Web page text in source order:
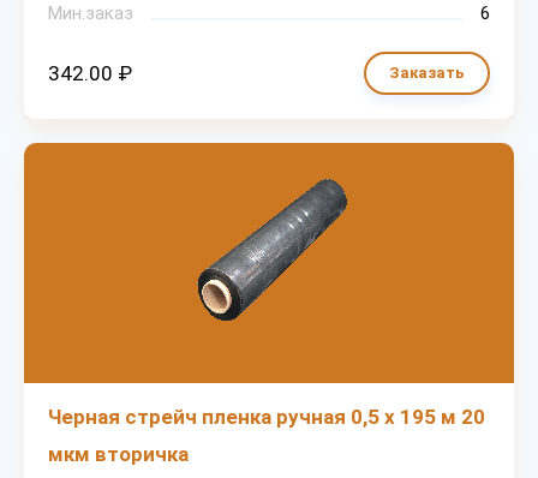
Мин.заказ
6
342.00 ₽ Заказать
Черная стрейч пленка ручная 0,5 х 195 м 20
мкм вторичка